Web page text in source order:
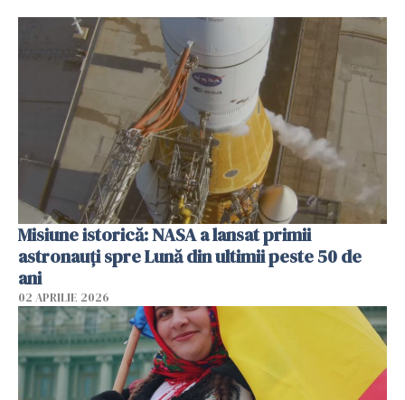
Misiune istorică: NASA a lansat primii
astronauţi spre Lună din ultimii peste 50 de
ani
02 APRILIE 2026